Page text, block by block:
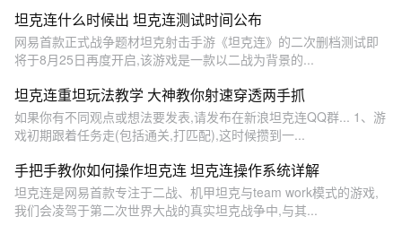
坦克连什么时候出 坦克连测试时间公布
网易首款正式战争题材坦克射击手游《坦克连》的二次删档测试即
将于8月25日再度开启,该游戏是一款以二战为背景的...
坦克连重坦玩法教学 大神教你射速穿透两手抓
如果你有不同观点或想法要发表,请发布在新浪坦克连QQ群... 1、游
戏初期跟着任务走(包括通关,打匹配),这时候攒到一...
手把手教你如何操作坦克连 坦克连操作系统详解
坦克连是网易首款专注于二战、机甲坦克与team work模式的游戏,
我们会凌驾于第二次世界大战的真实坦克战争中,与其...